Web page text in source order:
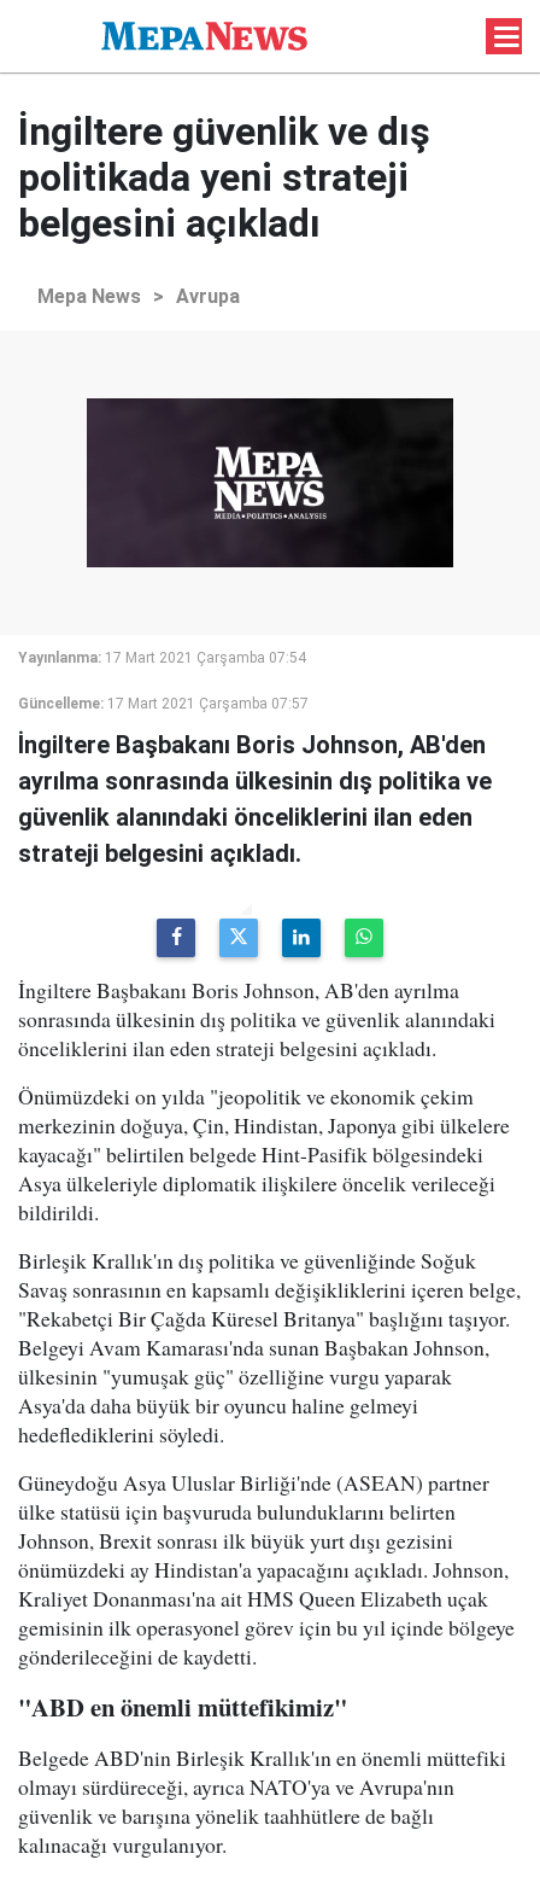
İngiltere güvenlik ve dış
politikada yeni strateji
belgesini açıkladı
Mepa News > Avrupa
Yayınlanma: 17 Mart 2021 Çarşamba 07:54
Güncelleme: 17 Mart 2021 Çarşamba 07:57
İngiltere Başbakanı Boris Johnson, AB'den
ayrılma sonrasında ülkesinin dış politika ve
güvenlik alanındaki önceliklerini ilan eden
strateji belgesini açıkladı.
İngiltere Başbakanı Boris Johnson, AB'den ayrılma
sonrasında ülkesinin dış politika ve güvenlik alanındaki
önceliklerini ilan eden strateji belgesini açıkladı.
Önümüzdeki on yılda "jeopolitik ve ekonomik çekim
merkezinin doğuya, Çin, Hindistan, Japonya gibi ülkelere
kayacağı" belirtilen belgede Hint-Pasifik bölgesindeki
Asya ülkeleriyle diplomatik ilişkilere öncelik verileceği
bildirildi.
Birleşik Krallık'ın dış politika ve güvenliğinde Soğuk
Savaş sonrasının en kapsamlı değişikliklerini içeren belge,
"Rekabetçi Bir Çağda Küresel Britanya" başlığını taşıyor.
Belgeyi Avam Kamarası'nda sunan Başbakan Johnson,
ülkesinin "yumuşak güç" özelliğine vurgu yaparak
Asya'da daha büyük bir oyuncu haline gelmeyi
hedeflediklerini söyledi.
Güneydoğu Asya Uluslar Birliği'nde (ASEAN) partner
ülke statüsü için başvuruda bulunduklarını belirten
Johnson, Brexit sonrası ilk büyük yurt dışı gezisini
önümüzdeki ay Hindistan'a yapacağını açıkladı. Johnson,
Kraliyet Donanması'na ait HMS Queen Elizabeth uçak
gemisinin ilk operasyonel görev için bu yıl içinde bölgeye
gönderileceğini de kaydetti.
"ABD en önemli müttefikimiz"
Belgede ABD'nin Birleşik Krallık'ın en önemli müttefiki
olmayı sürdüreceği, ayrıca NATO'ya ve Avrupa'nın
güvenlik ve barışına yönelik taahhütlere de bağlı
kalınacağı vurgulanıyor.